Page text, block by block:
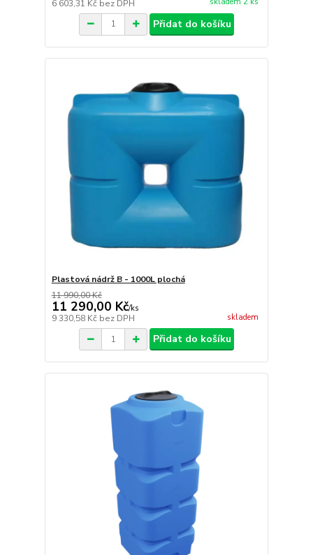
6 603,31 Kč bez DPH
Přidat do košíku
Plastová nádrž B - 1000L plochá
11 990,00 Kč
11 290,00 Kč/ks
9 330,58 Kč bez DPH skladem
Přidat do košíku